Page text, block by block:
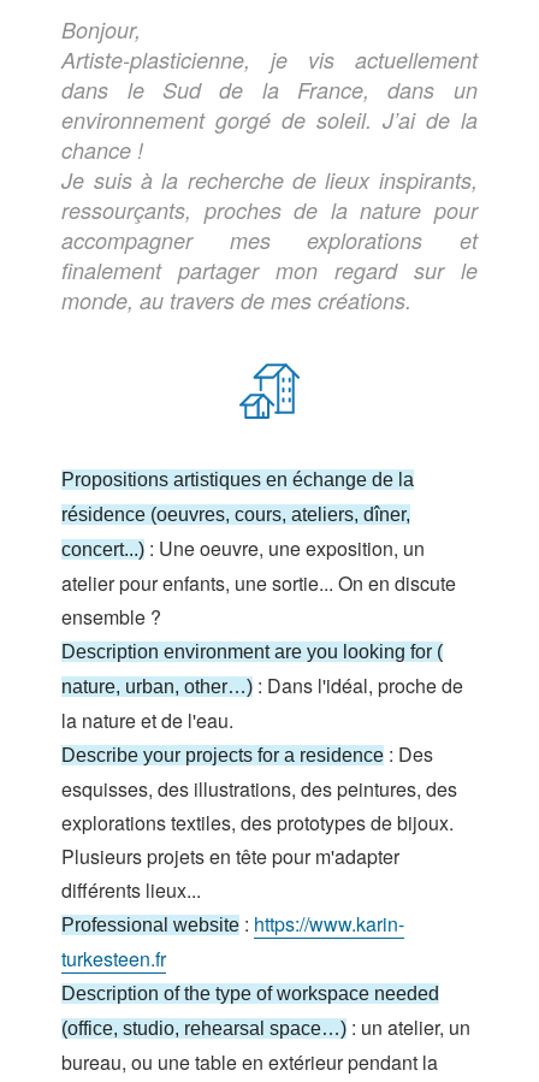
Bonjour,
Artiste-plasticienne, je vis actuellement
dans le Sud de la France, dans un
environnement gorgé de soleil. J’ai de la
chance !
Je suis à la recherche de lieux inspirants,
ressourçants, proches de la nature pour
accompagner mes explorations et
finalement partager mon regard sur le
monde, au travers de mes créations.
Propositions artistiques en échange de la
résidence (oeuvres, cours, ateliers, dîner,
concert...) : Une oeuvre, une exposition, un
atelier pour enfants, une sortie... On en discute
ensemble ?
Description environment are you looking for (
nature, urban, other…) : Dans l'idéal, proche de
la nature et de l'eau.
Describe your projects for a residence : Des
esquisses, des illustrations, des peintures, des
explorations textiles, des prototypes de bijoux.
Plusieurs projets en tête pour m'adapter
différents lieux...
Professional website : https://www.karin-
turkesteen.fr
Description of the type of workspace needed
(office, studio, rehearsal space…) : un atelier, un
bureau, ou une table en extérieur pendant la